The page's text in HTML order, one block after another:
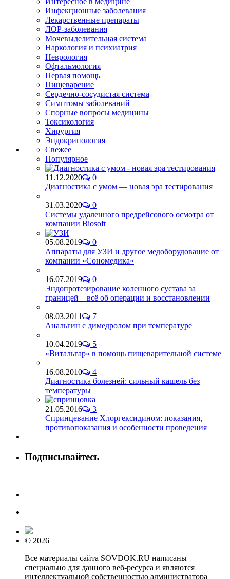
Инфекционные заболевания
Лекарственные препараты
ЛОР-заболевания
Мочевыделительная система
Наркология и психиатрия
Неврология
Офтальмология
Первая помощь
Пищеварение
Сердечно-сосудистая система
Симптомы заболеваний
Спорные вопросы медицины
Токсикология
Хирургия
Эндокринология
Свежее
Популярное
11.12.2020
0
Диагностика с умом — новая эра тестирования
31.03.2020
0
Системы удаленного предрейсового осмотра от
компании Biosoft
05.08.2019
0
Аппараты для УЗИ и другое медоборудование от
компании «Сономедика»
16.07.2019
0
Эндопротезирование коленного сустава за
границей – всё об операции и восстановлении
08.03.2011
7
Анальгин с димедролом при температуре
10.04.2019
5
«Витальгар» в помощь пищеварительной системе
16.08.2010
4
Диагностика болезней: сильный кашель без
температуры
21.05.2016
3
Спринцевание Хлоргексидином: показания,
противопоказания и особенности проведения
Подписывайтесь
© 2026
Все материалы сайта SOVDOK.RU написаны
специально для данного веб-ресурса и являются
интеллектуальной собственностью администратора